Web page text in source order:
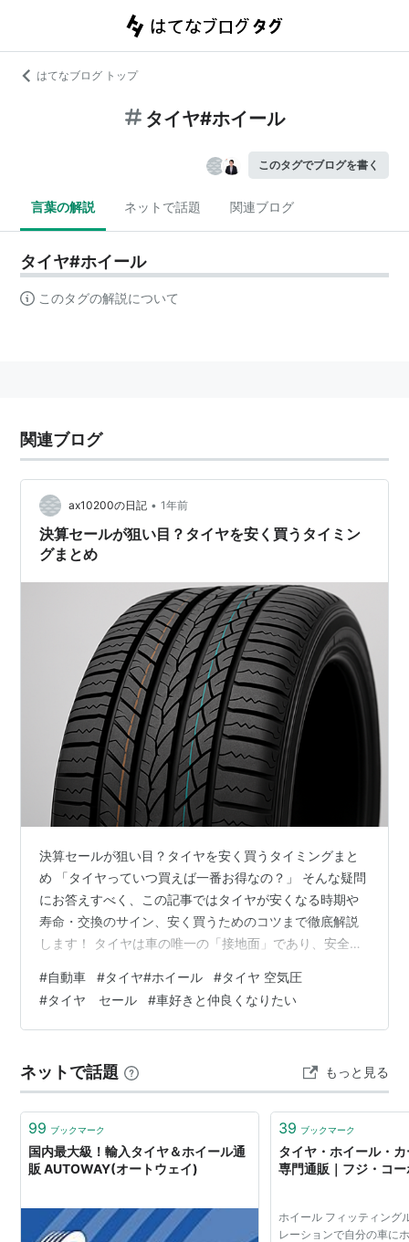
はてなブログ トップ
タイヤ#ホイール
このタグでブログを書く
言葉の解説 ネットで話題 関連ブログ
タイヤ#ホイール
このタグの解説について
関連ブログ
ax10200の日記 • 1年前
決算セールが狙い目？タイヤを安く買うタイミン
グまとめ
決算セールが狙い目？タイヤを安く買うタイミングまと
め 「タイヤっていつ買えば一番お得なの？」 そんな疑問
にお答えすべく、この記事ではタイヤが安くなる時期や
寿命・交換のサイン、安く買うためのコツまで徹底解説
します！ タイヤは車の唯一の「接地面」であり、安全性
円〜10万円以上と高額な出費になるため、できるだけお
得に購入したいものですよね。 この記事を読めば、タイ
ヤ交換の正しいタイミングと最もお得に購入できる時期
買うタイミングまとめ ■ タイヤの寿命と交換時期の目安
■ タイヤが安くなる時期は？【…
#自動車 #タイヤ#ホイール #タイヤ 空気圧
#タイヤ セール #車好きと仲良くなりたい
ネットで話題 もっと見る
99 ブックマーク
国内最大級！輸入タイヤ＆ホイール通
販 AUTOWAY(オートウェイ)
39 ブックマーク
タイヤ・ホイール・
専門通販｜フジ・コ
ホイール フィッティング
レーションで自分の車に